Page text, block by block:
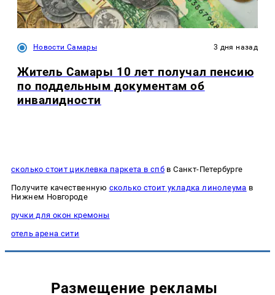
Новости Самары 3 дня назад
Житель Самары 10 лет получал пенсию
по поддельным документам об
инвалидности
сколько стоит циклевка паркета в спб в Санкт-Петербурге
Получите качественную сколько стоит укладка линолеума в
Нижнем Новгороде
ручки для окон кремоны
отель арена сити
Размещение рекламы